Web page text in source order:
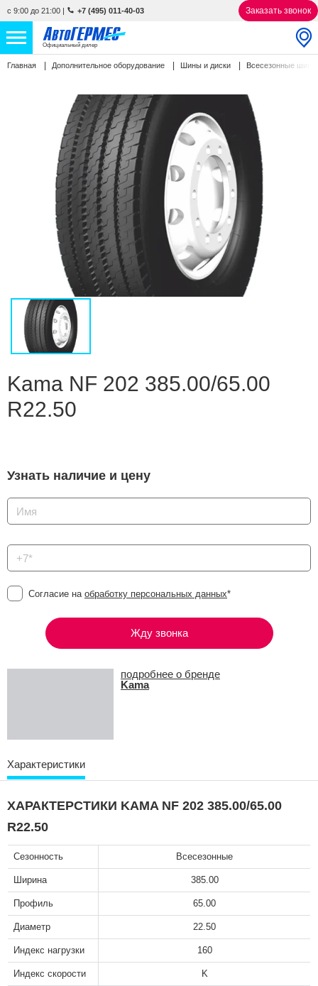
с 9:00 до 21:00 | +7 (495) 011-40-03 Заказать звонок
Официальный дилер
НОВЫЕ АВТОМОБИЛИ 4880 авто
С ПРОБЕГОМ 845 авто
О КОМПАНИИ
КОНТАКТЫ
Избранное
Сравнение
Главная Дополнительное оборудование Шины и диски Всесезонные
Kama NF 202 385.00/65.00
R22.50
Узнать наличие и цену
Согласие на обработку персональных данных*
Жду звонка
подробнее о бренде
Kama
Характеристики
ХАРАКТЕРСТИКИ KAMA NF 202 385.00/65.00
R22.50
Сезонность Всесезонные
Ширина 385.00
Профиль 65.00
Диаметр 22.50
Индекс нагрузки 160
Индекс скорости K